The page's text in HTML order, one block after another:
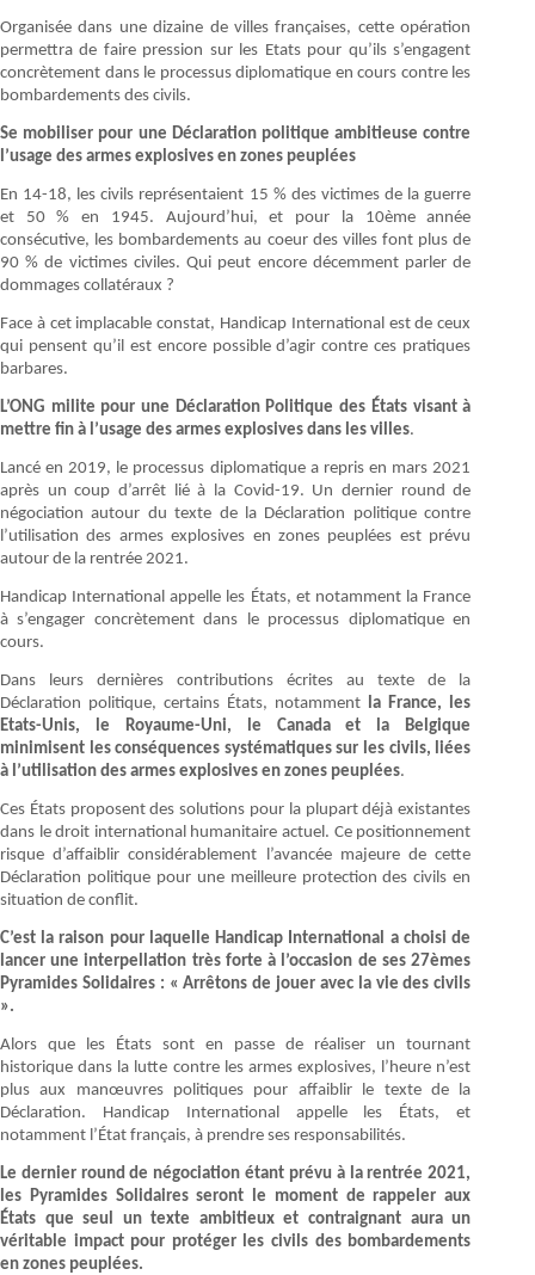
Organisée dans une dizaine de villes françaises, cette opération
permettra de faire pression sur les Etats pour qu’ils s’engagent
concrètement dans le processus diplomatique en cours contre les
bombardements des civils.
Se mobiliser pour une Déclaration politique ambitieuse contre
l’usage des armes explosives en zones peuplées
En 14-18, les civils représentaient 15 % des victimes de la guerre
et 50 % en 1945. Aujourd’hui, et pour la 10ème année
consécutive, les bombardements au coeur des villes font plus de
90 % de victimes civiles. Qui peut encore décemment parler de
dommages collatéraux ?
Face à cet implacable constat, Handicap International est de ceux
qui pensent qu’il est encore possible d’agir contre ces pratiques
barbares.
L’ONG milite pour une Déclaration Politique des États visant à
mettre fin à l’usage des armes explosives dans les villes.
Lancé en 2019, le processus diplomatique a repris en mars 2021
après un coup d’arrêt lié à la Covid-19. Un dernier round de
négociation autour du texte de la Déclaration politique contre
l’utilisation des armes explosives en zones peuplées est prévu
autour de la rentrée 2021.
Handicap International appelle les États, et notamment la France
à s’engager concrètement dans le processus diplomatique en
cours.
Dans leurs dernières contributions écrites au texte de la
Déclaration politique, certains États, notamment
la France, les
Etats-Unis, le Royaume-Uni, le Canada et la Belgique
minimisent les conséquences systématiques sur les civils, liées
à l’utilisation des armes explosives en zones peuplées.
Ces États proposent des solutions pour la plupart déjà existantes
dans le droit international humanitaire actuel. Ce positionnement
risque d’affaiblir considérablement l’avancée majeure de cette
Déclaration politique pour une meilleure protection des civils en
situation de conflit.
C’est la raison pour laquelle Handicap International a choisi de
lancer une interpellation très forte à l’occasion de ses 27èmes
Pyramides Solidaires : « Arrêtons de jouer avec la vie des civils
».
Alors que les États sont en passe de réaliser un tournant
historique dans la lutte contre les armes explosives, l’heure n’est
plus aux manœuvres politiques pour affaiblir le texte de la
Déclaration. Handicap International appelle les États, et
notamment l’État français, à prendre ses responsabilités.
Le dernier round de négociation étant prévu à la rentrée 2021,
les Pyramides Solidaires seront le moment de rappeler aux
États que seul un texte ambitieux et contraignant aura un
véritable impact pour protéger les civils des bombardements
en zones peuplées.